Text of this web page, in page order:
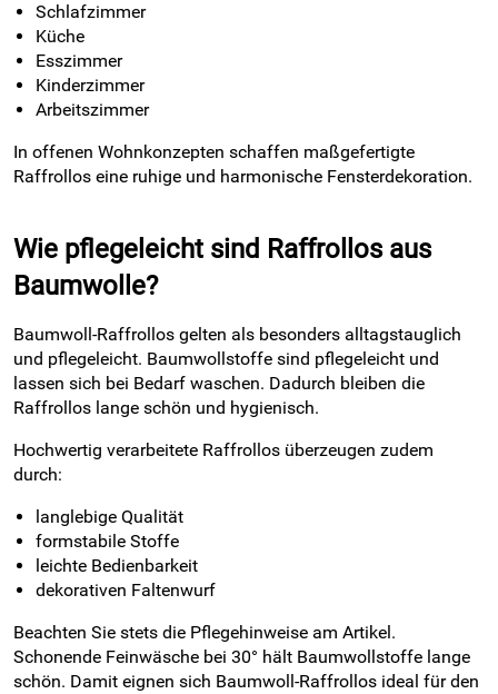
Schlafzimmer
Küche
Esszimmer
Kinderzimmer
Arbeitszimmer
In offenen Wohnkonzepten schaffen maßgefertigte
Raffrollos eine ruhige und harmonische Fensterdekoration.
Wie pflegeleicht sind Raffrollos aus
Baumwolle?
Baumwoll-Raffrollos gelten als besonders alltagstauglich
und pflegeleicht. Baumwollstoffe sind pflegeleicht und
lassen sich bei Bedarf waschen. Dadurch bleiben die
Raffrollos lange schön und hygienisch.
Hochwertig verarbeitete Raffrollos überzeugen zudem
durch:
langlebige Qualität
formstabile Stoffe
leichte Bedienbarkeit
dekorativen Faltenwurf
Beachten Sie stets die Pflegehinweise am Artikel.
Schonende Feinwäsche bei 30° hält Baumwollstoffe lange
schön. Damit eignen sich Baumwoll-Raffrollos ideal für den